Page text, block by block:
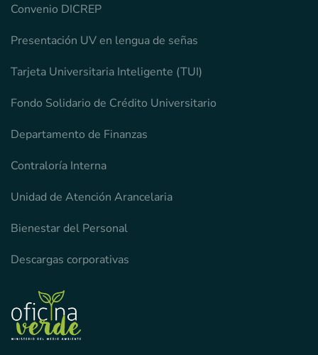
Convenio DICREP
Presentación UV en lengua de señas
Tarjeta Universitaria Inteligente (TUI)
Fondo Solidario de Crédito Universitario
Departamento de Finanzas
Contraloría Interna
Unidad de Atención Arancelaria
Bienestar del Personal
Descargas corporativas